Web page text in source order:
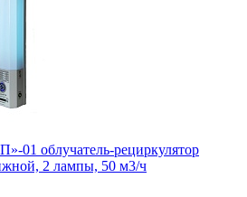
01 облучатель-рециркулятор
2 лампы, 50 м3/ч